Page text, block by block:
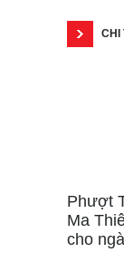
CHI
Phượt
Ma
cho